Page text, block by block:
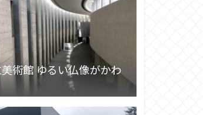
術館 ゆるい仏像がかわ